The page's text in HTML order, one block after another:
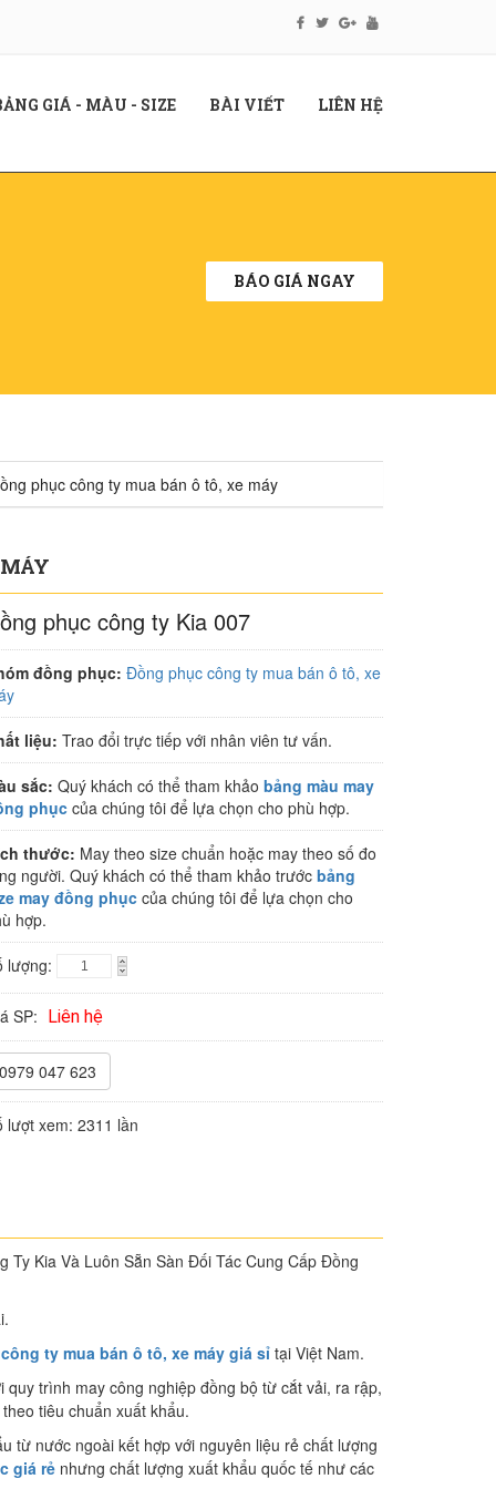
GIÁ - MÀU - SIZE(CURRENT)
BÀI VIẾT(CURRENT)
LIÊN HỆ(CURRENT)
BÁO GIÁ NGAY
phục công ty mua bán ô tô, xe máy
phục công ty Kia 007
đồng phục: Đồng phục công ty mua bán ô tô, xe
liệu: Trao đổi trực tiếp với nhân viên tư vấn.
sắc: Quý khách có thể tham khảo bảng màu may
phục của chúng tôi để lựa chọn cho phù hợp.
thước: May theo size chuẩn hoặc may theo số đo
người. Quý khách có thể tham khảo trước bảng
may đồng phục của chúng tôi để lựa chọn cho
hợp.
lượng:
SP: Liên hệ
0979 047 623
lượt xem: 2311 lần
Ty Kia Và Luôn Sẵn Sàn Đối Tác Cung Cấp Đồng
ty mua bán ô tô, xe máy giá sỉ tại Việt Nam.
trình may công nghiệp đồng bộ từ cắt vải, ra rập,
tiêu chuẩn xuất khẩu.
từ nước ngoài kết hợp với nguyên liệu rẻ chất lượng
giá rẻ nhưng chất lượng xuất khẩu quốc tế như các